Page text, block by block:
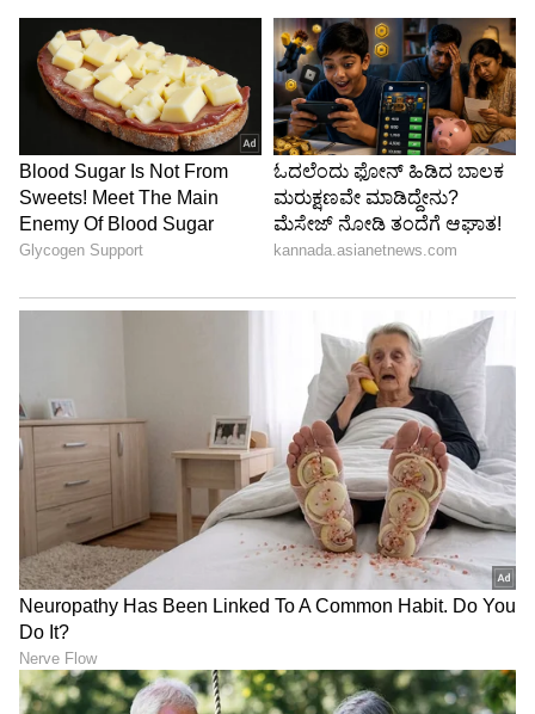
ವರದಿ
ದೇಶದಲ್ಲಿ ಅತ್ಯಂತ ಸಾಮಾನ್ಯವಾದ ಹಗರಣಗಳಲ್ಲಿ ಒಂದು
KYC (Know your customer) ಹಗರಣವಾಗಿ ಉಳಿದಿದೆ.
ಇಲ್ಲಿ ವಂಚಕರು ಬ್ಯಾಂಕ್, ವ್ಯಾಲೆಟ್ ಅಥವಾ ಡಿಜಿಟಲ್
ಪಾವತಿ (Digital Payment) ಸೇವೆಯಂತೆ ನಟಿಸುತ್ತಾರೆ
ಮತ್ತು ಭಾರತೀಯ ರಿಸರ್ವ್ ಬ್ಯಾಂಕ್ ಕಡ್ಡಾಯಗೊಳಿಸಿದಂತೆ
ತಮ್ಮ KYC ಡಾಕ್ಯುಮೆಂಟ್‌ ಅಪ್ಡೇಟ್‌ ಮಾಡುವಂತೆ
ಬಗ್ಗೆ ಕೂಡ ಟ್ರೂ ಕಾಲರ್‌ ವರದಿ ಮಾಡಿದೆ.
ಇನ್ನೂ ಸ್ಪ್ಯಾಮ್‌ ಎಸ್‌ಎಮ್‌ಎಸ್ (Spam SMS) ಬಗ್ಗೆಯೂ
ವರದಿ ಮಾಡಿರುವ ಟ್ರೂ ಕಾಲರ್‌ ಸ್ಪ್ಯಾಮ್‌ ಮೇಸೆಜ್
ಸ್ವೀಕರಿಸಿದ ಅಗ್ರ 20 ದೇಶಗಳ‌ ಪಟ್ಟಿ ಬಿಡುಗಡೆ ಮಾಡಿದೆ.
ಆದರೆ ಈ ಪಟ್ಟಿಯಲ್ಲೀ ಭಾರತ ಸ್ಥಾನ ಪಡೆದಿಲ್ಲ ಎಂಬುದು
ಸಂತಸದ ಸುದ್ದಿ. ಈ ಪಟ್ಟಿಯಲ್ಲಿ ಕ್ಯಾಮರೂನ್‌,
ಸೋಮಾಲಿಯಾ ಹಾಗೂ ತಾಂಝಾನಿಯಾ ಕ್ರಮವಾಗಿ
ಮೊದಲ ಮೂರು ಸ್ಥಾನ ಪಡೆದುಕೊಂಡಿವೆ.